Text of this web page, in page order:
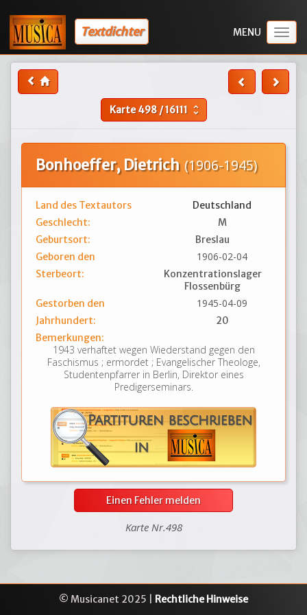
Textdichter
Karte498/16111 unfold_more
Bonhoeffer, Dietrich (1906-1945)
Land des Textautors
Deutschland
Geschlecht:
M
Geburtsort:
Breslau
Geboren den
1906-02-04
Sterbeort:
Konzentrationslager
Flossenbürg
Gestorben den
1945-04-09
Jahrhundert:
20
Bemerkungen:
1943 verhaftet wegen Wiederstand gegen den
Faschismus ; ermordet ; Evangelischer Theologe,
Studentenpfarrer in Berlin, Direktor eines
Predigerseminars.
Einen Fehler melden
Karte Nr.498
© Musicanet 2025 | Rechtliche Hinweise